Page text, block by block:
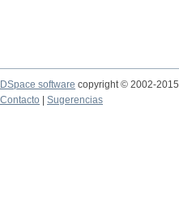
DSpace software copyright © 2002-2015
Contacto
Sugerencias